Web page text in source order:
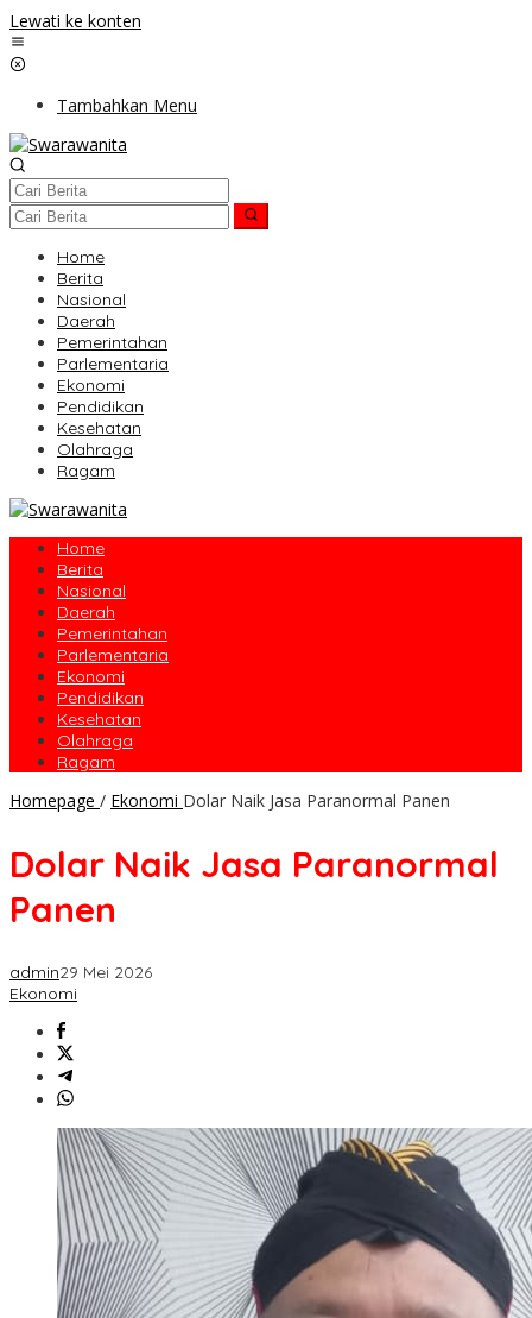
Lewati ke konten
Tambahkan Menu
Home
Berita
Nasional
Daerah
Pemerintahan
Parlementaria
Ekonomi
Pendidikan
Kesehatan
Olahraga
Ragam
Home
Berita
Nasional
Daerah
Pemerintahan
Parlementaria
Ekonomi
Pendidikan
Kesehatan
Olahraga
Ragam
Homepage / Ekonomi Dolar Naik Jasa Paranormal Panen
Dolar Naik Jasa Paranormal
Panen
admin29 Mei 2026
Ekonomi